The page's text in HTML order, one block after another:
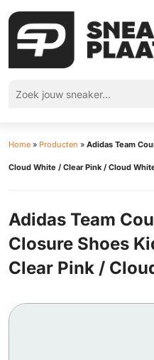
Home » Producten » Adidas Team
Cloud White / Clear Pink / Cloud
Adidas Team
Closure Shoes
Clear Pink /